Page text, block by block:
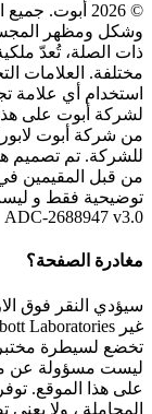
© 2026
وشكل ومظهر المجس،
ذات الصلة، تُعدّ
مختلفة. العلامات
استخدام أي علامة
لشركة أبوت على
من شركة أبوت
للشركة. تم تصميم
من قبل المقيمين في
توضيحية فقط و
ADC-2688947 v3.0
مغادرة الصفحة؟
سيؤدي النقر فوق
تخضع لسيطرة
ليست مسؤولة عن
على هذا الموقع.
المجاملة ، ولا